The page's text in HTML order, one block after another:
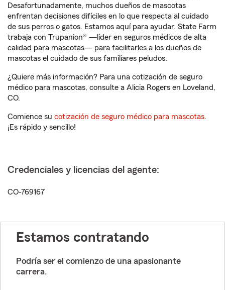
Desafortunadamente, muchos dueños de mascotas
enfrentan decisiones difíciles en lo que respecta al cuidado
de sus perros o gatos. Estamos aquí para ayudar. State Farm
trabaja con Trupanion® —líder en seguros médicos de alta
calidad para mascotas— para facilitarles a los dueños de
mascotas el cuidado de sus familiares peludos.
¿Quiere más información? Para una cotización de seguro
médico para mascotas, consulte a Alicia Rogers en Loveland,
CO.
Comience su cotización de seguro médico para mascotas.
¡Es rápido y sencillo!
Credenciales y licencias del agente:
CO-769167
Estamos contratando
Podría ser el comienzo de una apasionante
carrera.